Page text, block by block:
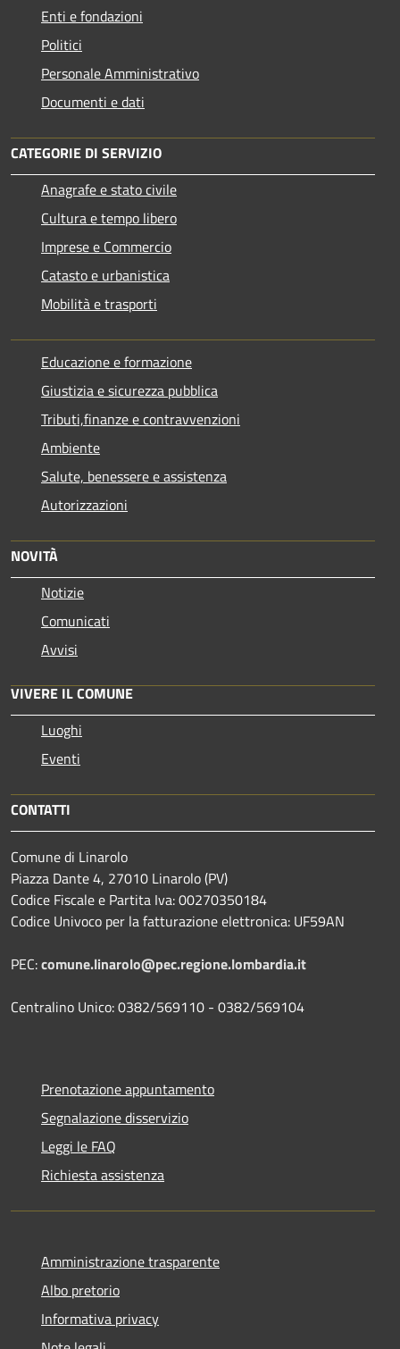
Enti e fondazioni
Politici
Personale Amministrativo
Documenti e dati
CATEGORIE DI SERVIZIO
Anagrafe e stato civile
Cultura e tempo libero
Imprese e Commercio
Catasto e urbanistica
Mobilità e trasporti
Educazione e formazione
Giustizia e sicurezza pubblica
Tributi,finanze e contravvenzioni
Ambiente
Salute, benessere e assistenza
Autorizzazioni
NOVITÀ
Notizie
Comunicati
Avvisi
VIVERE IL COMUNE
Luoghi
Eventi
CONTATTI
Comune di Linarolo
Piazza Dante 4, 27010 Linarolo (PV)
Codice Fiscale e Partita Iva: 00270350184
Codice Univoco per la fatturazione elettronica: UF59AN
PEC:comune.linarolo@pec.regione.lombardia.it
Centralino Unico: 0382/569110 - 0382/569104
Prenotazione appuntamento
Segnalazione disservizio
Leggi le FAQ
Richiesta assistenza
Amministrazione trasparente
Albo pretorio
Informativa privacy